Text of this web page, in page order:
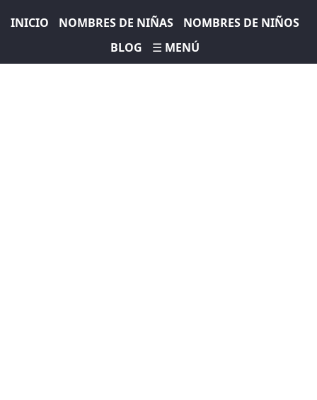
INICIO NOMBRES DE NIÑAS
NOMBRES DE NIÑOS
BLOG
☰ MENÚ